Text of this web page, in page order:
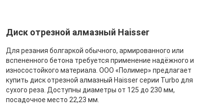
Диск отрезной алмазный Haisser
Для резания болгаркой обычного, армированного или
вспененного бетона требуется применение надёжного и
износостойкого материала. ООО «Полимер» предлагает
купить диск отрезной алмазный Haisser серии Turbo для
сухого реза. Доступны диаметры от 125 до 230 мм,
посадочное место 22,23 мм.